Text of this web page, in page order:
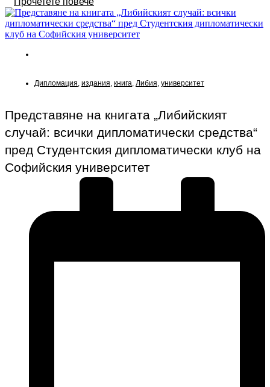
Дипломация издания книга Либия университет
Представяне на книгата „Либийският
случай: всички дипломатически средства“
пред Студентския дипломатически клуб на
Софийския университет